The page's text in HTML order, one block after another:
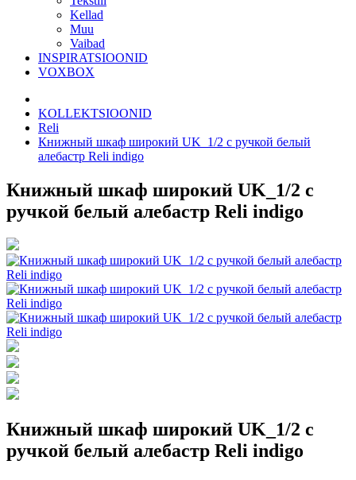
Kellad
Muu
Vaibad
INSPIRATSIOONID
VOXBOX
KOLLEKTSIOONID
Reli
Книжный шкаф широкий UK_1/2 с ручкой белый
алебастр Reli indigo
Книжный шкаф широкий UK_1/2 с
ручкой белый алебастр Reli indigo
Книжный шкаф широкий UK_1/2 с
ручкой белый алебастр Reli indigo